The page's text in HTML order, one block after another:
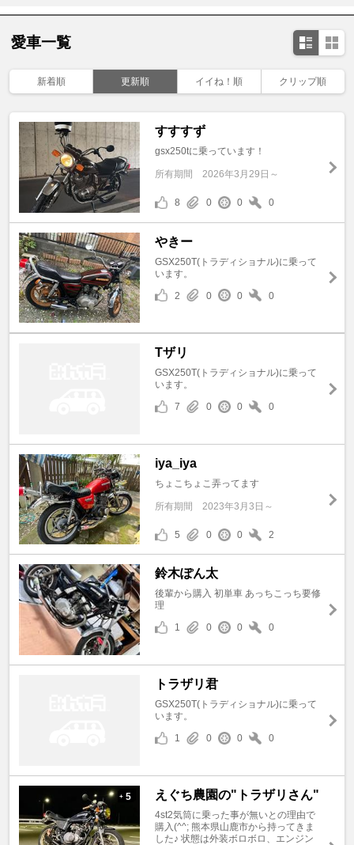
愛車一覧
新着順 更新順 イイね！順 クリップ順
すすすず
gsx250tに乗っています！
所有期間 2026年3月29日～
8 0 0 0
やきー
GSX250T(トラディショナル)に乗って
います。
2
0 0 0
Tザリ
GSX250T(トラディショナル)に乗って
います。
7
0 0 0
iya_iya
ちょこちょこ弄ってます
所有期間 2023年3月3日～
5 0 0 2
鈴木ぽん太
後輩から購入 初単車 あっちこっち要修
理
1
0 0 0
トラザリ君
GSX250T(トラディショナル)に乗って
います。
1
0 0 0
+ 5 えぐち農園の"トラザリさん"
4st2気筒に乗った事が無いとの理由で
購入(^^; 熊本県山鹿市から持ってきま
した♪ 状態は外装ボロボロ、エンジン